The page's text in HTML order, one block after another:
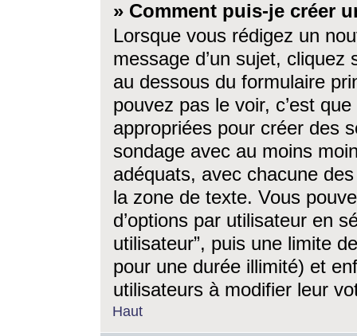
» Comment puis-je créer
Lorsque vous rédigez un
message d’un sujet, cliquez
au dessous du formulaire
pouvez pas le voir, c’est
appropriées pour créer des
sondage avec au moins
adéquats, avec chacune
la zone de texte. Vous
d’options par utilisateur en
utilisateur”, puis une limite
pour une durée illimité) et
utilisateurs à modifier leur
Haut